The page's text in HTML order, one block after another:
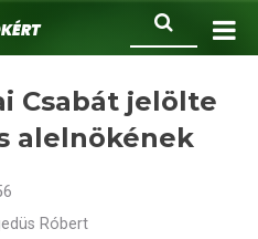
Csabát jelölte
alelnökének
Róbert